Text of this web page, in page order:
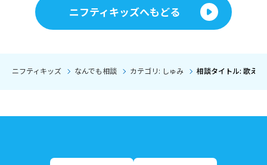
ニフティキッズへもどる
ニフティキッズ なんでも相談 カテゴリ: しゅみ 相談タイトル: 歌え